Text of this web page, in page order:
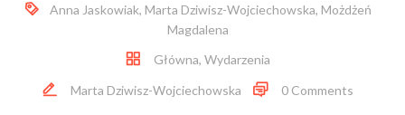
Anna Jaskowiak, Marta Dziwisz-Wojciechowska, Możdżeń
Magdalena
Główna, Wydarzenia
Marta Dziwisz-Wojciechowska
0 Comments